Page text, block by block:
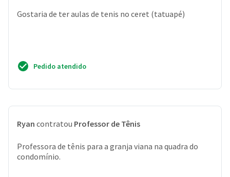
Gostaria de ter aulas de tenis no ceret (tatuapé)
Pedido atendido
Ryan contratou Professor de Tênis
Professora de tênis para a granja viana na quadra do
condomínio.